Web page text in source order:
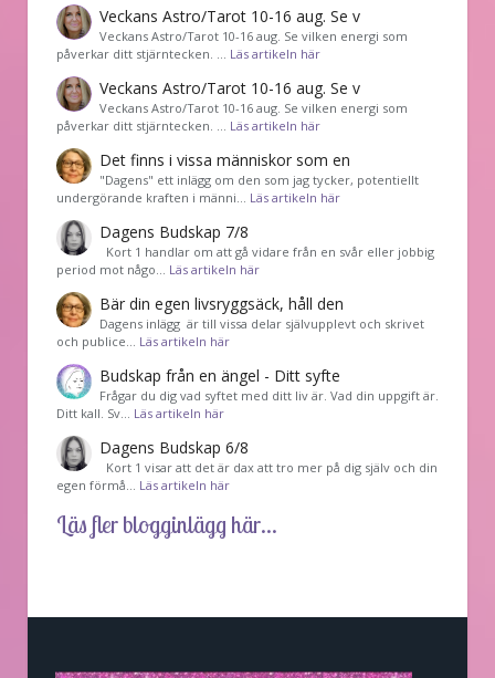
Veckans Astro/Tarot 10-16 aug. Se v
Veckans Astro/Tarot 10-16 aug. Se vilken energi som
påverkar ditt stjärntecken. … Läs artikeln här
Veckans Astro/Tarot 10-16 aug. Se v
Veckans Astro/Tarot 10-16 aug. Se vilken energi som
påverkar ditt stjärntecken. … Läs artikeln här
Det finns i vissa människor som en
"Dagens" ett inlägg om den som jag tycker, potentiellt
undergörande kraften i männi… Läs artikeln här
Dagens Budskap 7/8
Kort 1 handlar om att gå vidare från en svår eller jobbig
period mot någo… Läs artikeln här
Bär din egen livsryggsäck, håll den
Dagens inlägg är till vissa delar självupplevt och skrivet
och publice… Läs artikeln här
Budskap från en ängel - Ditt syfte
Frågar du dig vad syftet med ditt liv är. Vad din uppgift är.
Ditt kall. Sv… Läs artikeln här
Dagens Budskap 6/8
Kort 1 visar att det är dax att tro mer på dig själv och din
egen förmå… Läs artikeln här
Läs fler blogginlägg här...